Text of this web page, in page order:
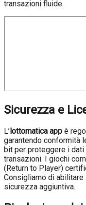
transazioni fluide.
Sicurezza e
L’lottomatica app è
garantendo conformità
bit per proteggere i dati
transazioni. I giochi
(Return to Player)
Consigliamo di abilitare
sicurezza aggiuntiva.